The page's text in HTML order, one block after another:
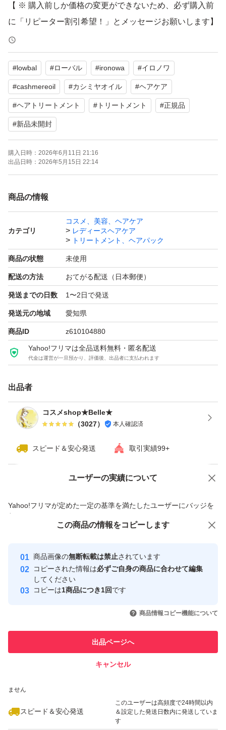
【 ※ 購入前しか価格の変更ができないため、必ず購入前
に「リピーター割引希望！」とメッセージお願いします】
★☆★
【商品状態】
正規品 ※返金保証あり
新品・未開封
★ お箱未開封のまま発送いたします★
【商品名】
LOWBAL イロノワ カシミヤ オイル 100mL
( 販売名：イロノワ Cオイル )
【JANコード】
4595317035150
◆商品説明熱ダメージから髪を守り、ツヤとまとまりのあ
る美しい髪を作る高濃度マルチケアオイル（洗い流さない
トリートメント）です。
★3つの特徴①ツヤとまとまりのある上品な髪に導く②ア
ベタつかないのにしっとり高保湿
★香り
ジェンダーレスに愛される、ゴールドムスクの香り。
うな、時間の経過と共に変化する香りをお楽しみいただけ
に、毛先を中心になじませます。
◆ご使用上の注意事項
外装箱裏面に記載あり
#lowbal #ローバル #ironowa #イロノワ
#cashmereoil #カシミヤオイル #ヘアケア
#ヘアトリートメント # トリートメント #正規品
#新品未開封
購入日時： 2026年6月11日 21:16
出品日時： 2026年5月15日 22:14
商品の情報
カテゴリ
コスメ、美容、ヘアケア
レディースヘアケア
トリートメント、ヘアパック
商品の状態 未使用
配送の方法 おてがる配送（日本郵便）
発送までの日数 1〜2日で発送
発送元の地域 愛知県
商品ID z610104880
Yahoo!フリマは全品送料無料・匿名配送
代金は運営が一旦預かり、評価後、出品者に支払われます
出品者
コスメshop★Belle★
（3027） 本人確認済
スピード＆安心発送 取引実績99+
ユーザーの実績について
Yahoo!フリマが定めた一定の基準を満たしたユーザーにバッジを
付与しています
安心取引出品者
心・安全なユーザーです
取引実績
引を完了させた実績があります
での取引実績があります
ません
スピード＆安心発送
このユーザーは高頻度で24時間以内
＆設定した発送日数内に発送していま
す
価格の相談 商品への質問
この商品の情報をコピーします
商品画像の無断転載は禁止されています
コピーされた情報は必ずご自身の商品に合わせて編集
してください
コピーは1商品につき1回です
商品情報コピー機能について
出品ページへ
キャンセル
この商品をみている人にオススメ